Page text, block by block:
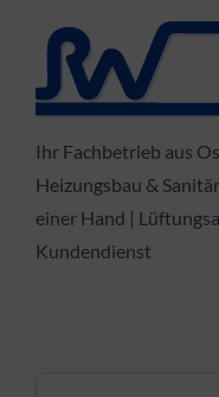
Ihr Fachbetrieb aus
Heizungsbau &
einer Hand |
Kundendienst